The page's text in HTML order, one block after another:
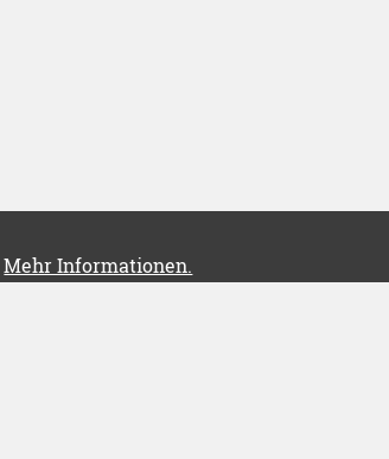
Mehr Informationen.